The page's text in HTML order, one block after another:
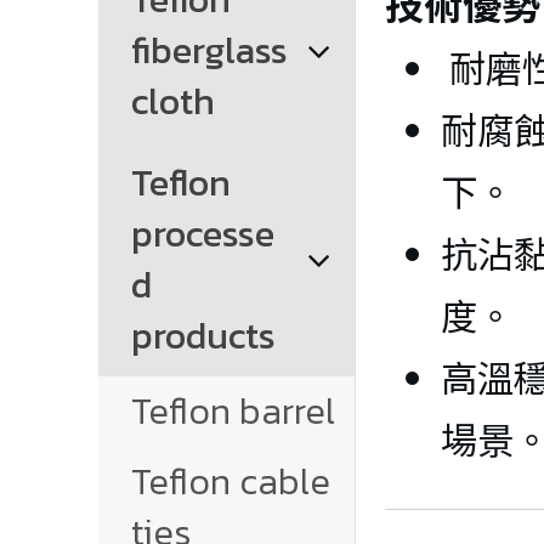
fiberglass
cloth
Teflon
processe
d
products
Teflon barrel
Teflon cable
ties
耐磨
耐腐
下。
抗沾
度。
高溫
場景